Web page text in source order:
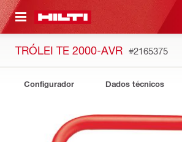
CONTENT
TRÓLEI TE 2000-AVR #2165375
Configurador Dados técnicos